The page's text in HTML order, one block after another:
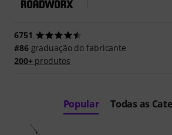
6751
#86graduação do fabricante
200+produtos
Popular Todas as